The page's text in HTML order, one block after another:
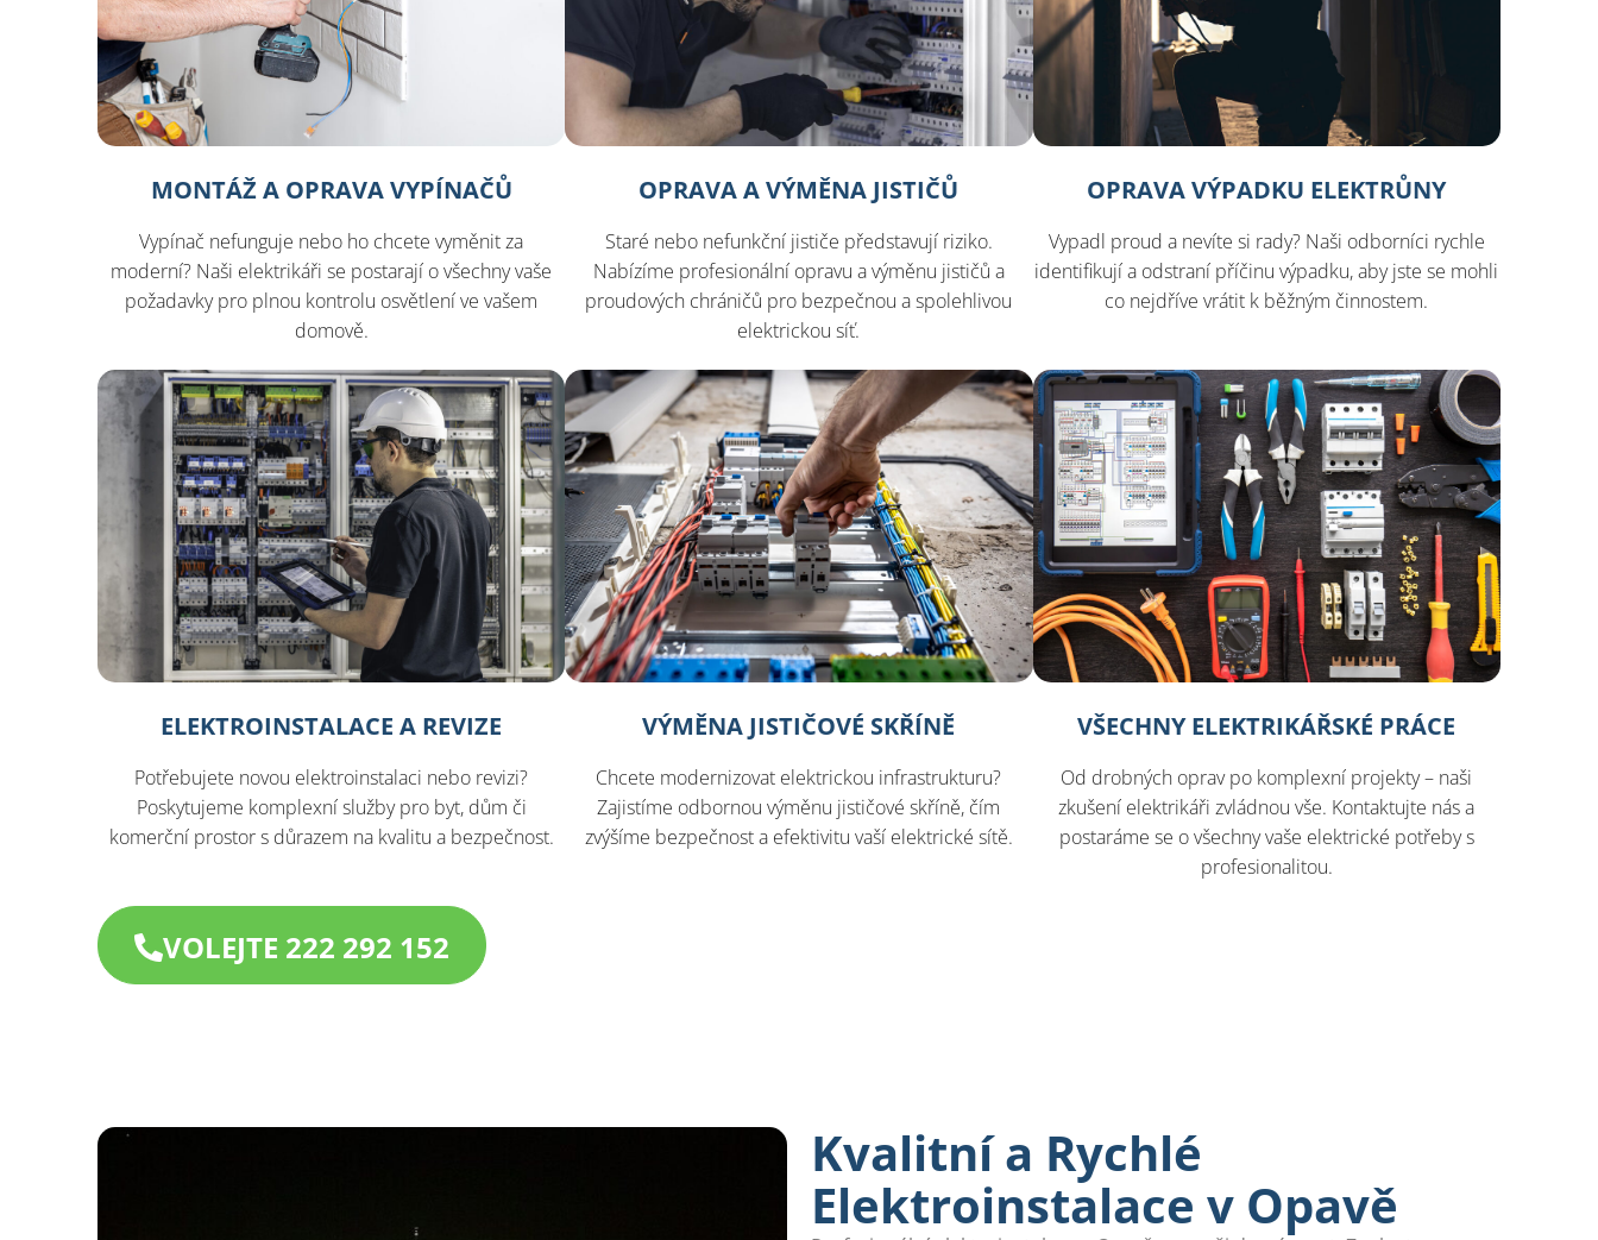
MONTÁŽ A OPRAVA VYPÍNAČŮ
Vypínač nefunguje nebo ho chcete vyměnit za
moderní? Naši elektrikáři se postarají o všechny vaše
požadavky pro plnou kontrolu osvětlení ve vašem
domově.
OPRAVA A VÝMĚNA JISTIČŮ
Staré nebo nefunkční jističe představují riziko.
Nabízíme profesionální opravu a výměnu jističů a
proudových chráničů pro bezpečnou a spolehlivou
elektrickou síť.
OPRAVA VÝPADKU ELEKTRŮNY
Vypadl proud a nevíte si rady? Naši odborníci rychle
identifikují a odstraní příčinu výpadku, aby jste se mohli
co nejdříve vrátit k běžným činnostem.
ELEKTROINSTALACE A REVIZE
Potřebujete novou elektroinstalaci nebo revizi?
Poskytujeme komplexní služby pro byt, dům či
komerční prostor s důrazem na kvalitu a bezpečnost.
VÝMĚNA JISTIČOVÉ SKŘÍNĚ
Chcete modernizovat elektrickou infrastrukturu?
Zajistíme odbornou výměnu jističové skříně, čím
zvýšíme bezpečnost a efektivitu vaší elektrické sítě.
VŠECHNY ELEKTRIKÁŘSKÉ PRÁCE
Od drobných oprav po komplexní projekty – naši
zkušení elektrikáři zvládnou vše. Kontaktujte nás a
postaráme se o všechny vaše elektrické potřeby s
profesionalitou.
VOLEJTE 222 292 152
Kvalitní a Rychlé
Elektroinstalace v Opavě